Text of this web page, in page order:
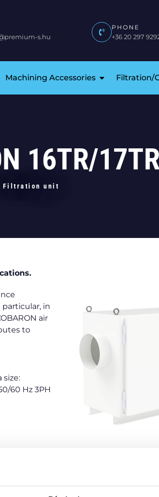
s.hu
PHONE
+36 20 297
Machining Accessories Filtration/
16TR/17TR
Filtration unit
in
air
to
size:
60 Hz 3PH